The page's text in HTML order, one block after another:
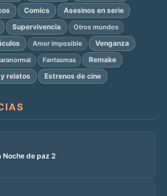
Comics
Asesinos en serie
Supervivencia Otros mundos
Amor imposible Venganza
Fantasmas
Remake
relatos
Estrenos de cine
de paz 2